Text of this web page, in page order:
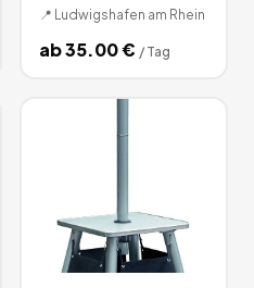
📍 Ludwigshafen am Rhein
ab35.00€ / Tag